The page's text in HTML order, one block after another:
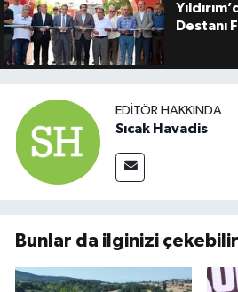
Destanı
EDITÖR HAKKINDA
Sıcak Havadis
Bunlar da ilginizi çekebilir